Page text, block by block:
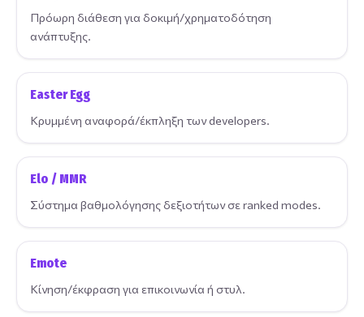
Πρόωρη διάθεση για δοκιμή/χρηματοδότηση
ανάπτυξης.
Easter Egg
Κρυμμένη αναφορά/έκπληξη των developers.
Elo / MMR
Σύστημα βαθμολόγησης δεξιοτήτων σε ranked modes.
Emote
Κίνηση/έκφραση για επικοινωνία ή στυλ.